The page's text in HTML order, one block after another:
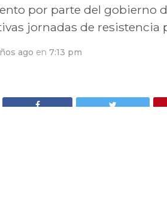
por parte del gobierno
jornadas de resistencia
ago en 7:13 pm